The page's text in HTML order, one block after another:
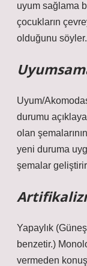
uyum sağlama
çocukların
olduğunu söyler.
Uyum/
durumu
olan
yeni duruma
şemalar
Yapaylık
benzetir.)
vermeden